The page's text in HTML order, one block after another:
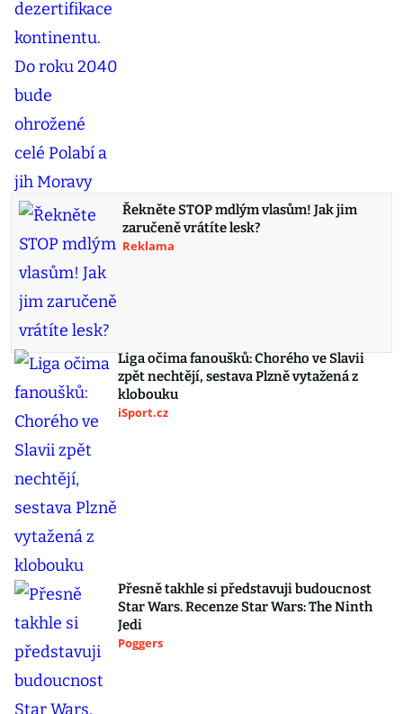
Řekněte STOP mdlým vlasům! Jak jim
zaručeně vrátíte lesk?
Reklama
Liga očima fanoušků: Chorého ve Slavii
zpět nechtějí, sestava Plzně vytažená z
klobouku
iSport.cz
Přesně takhle si představuji budoucnost
Star Wars. Recenze Star Wars: The Ninth
Jedi
Poggers